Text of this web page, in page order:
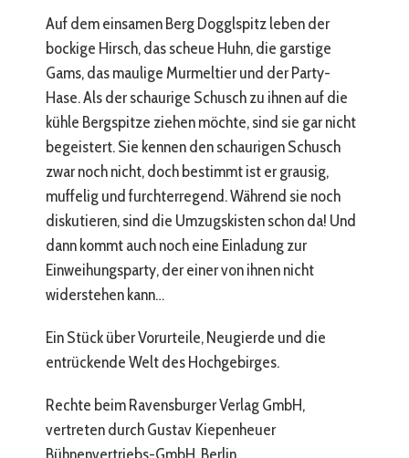
Auf dem einsamen Berg Dogglspitz leben der
bockige Hirsch, das scheue Huhn, die garstige
Gams, das maulige Murmeltier und der Party-
Hase. Als der schaurige Schusch zu ihnen auf die
kühle Bergspitze ziehen möchte, sind sie gar nicht
begeistert. Sie kennen den schaurigen Schusch
zwar noch nicht, doch bestimmt ist er grausig,
muffelig und furchterregend. Während sie noch
diskutieren, sind die Umzugskisten schon da! Und
dann kommt auch noch eine Einladung zur
Einweihungsparty, der einer von ihnen nicht
widerstehen kann…
Ein Stück über Vorurteile, Neugierde und die
entrückende Welt des Hochgebirges.
Rechte beim Ravensburger Verlag GmbH,
vertreten durch Gustav Kiepenheuer